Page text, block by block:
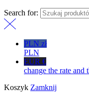
Search for:
PLN zł
PLN
EUR €
change the rate and
Koszyk Zamknij